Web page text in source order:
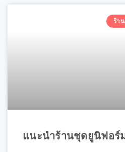
ร้า
แนะนำร้านชุดยูนิฟอร์